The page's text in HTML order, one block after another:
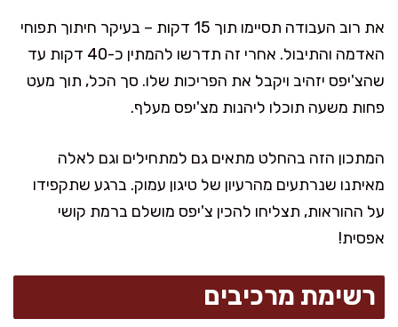
את רוב העבודה תסיימו תוך 15 דקות – בעיקר חיתוך תפוחי
האדמה והתיבול. אחרי זה תדרשו להמתין כ-40 דקות עד
שהצ'יפס יזהיב ויקבל את הפריכות שלו. סך הכל, תוך מעט
פחות משעה תוכלו ליהנות מצ'יפס מעלף.
המתכון הזה בהחלט מתאים גם למתחילים וגם לאלה
מאיתנו שנרתעים מהרעיון של טיגון עמוק. ברגע שתקפידו
על ההוראות, תצליחו להכין צ'יפס מושלם ברמת קושי
אפסית!
רשימת מרכיבים